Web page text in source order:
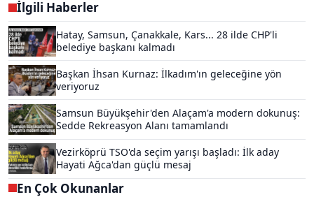
İlgili Haberler
Hatay, Samsun, Çanakkale, Kars... 28 ilde CHP'li
belediye başkanı kalmadı
Başkan İhsan Kurnaz: İlkadım'ın geleceğine yön
veriyoruz
Samsun Büyükşehir'den Alaçam'a modern dokunuş:
Sedde Rekreasyon Alanı tamamlandı
Vezirköprü TSO'da seçim yarışı başladı: İlk aday
Hayati Ağca'dan güçlü mesaj
En Çok Okunanlar